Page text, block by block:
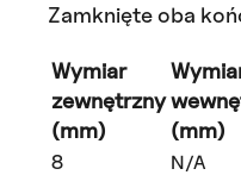
Zamknięte oba
Wymiar
zewnętrzny
(mm)
(mm)
8 N/A